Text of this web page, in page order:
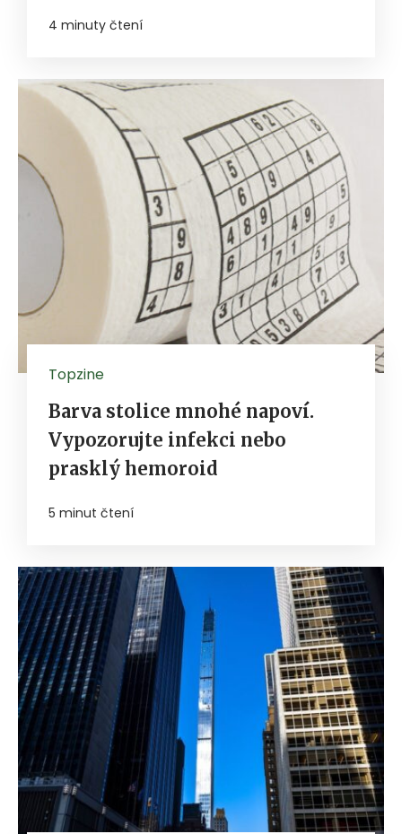
4 minuty čtení
Topzine
Barva stolice mnohé napoví.
Vypozorujte infekci nebo
prasklý hemoroid
5 minut čtení